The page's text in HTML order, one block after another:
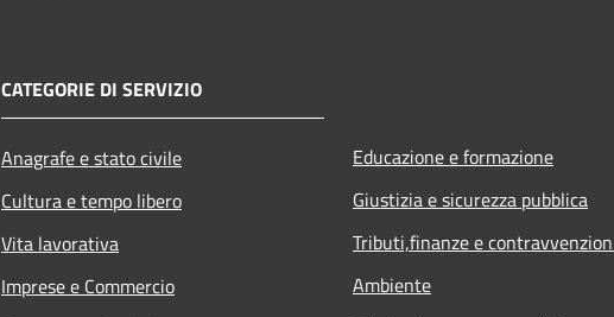
CATEGORIE DI SERVIZIO
Anagrafe e stato civile
Cultura e tempo libero
Vita lavorativa
Imprese e Commercio
Educazione e formazione
Giustizia e sicurezza pubblica
Tributi,finanze e
Ambiente